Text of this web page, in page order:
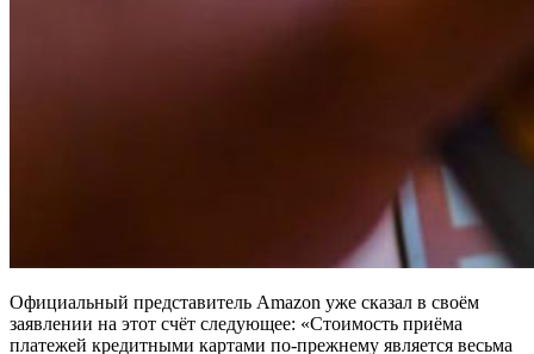
Официальный представитель Amazon уже сказал в своём
заявлении на этот счёт следующее: «Стоимость приёма
платежей кредитными картами по-прежнему является весьма